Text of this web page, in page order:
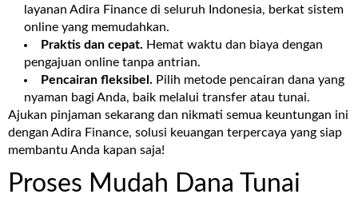
layanan Adira Finance di seluruh Indonesia, berkat sistem
online yang memudahkan.
Praktis dan cepat. Hemat waktu dan biaya dengan
pengajuan online tanpa antrian.
Pencairan fleksibel. Pilih metode pencairan dana yang
nyaman bagi Anda, baik melalui transfer atau tunai.
Ajukan pinjaman sekarang dan nikmati semua keuntungan ini
dengan Adira Finance, solusi keuangan terpercaya yang siap
membantu Anda kapan saja!
Proses Mudah Dana Tunai